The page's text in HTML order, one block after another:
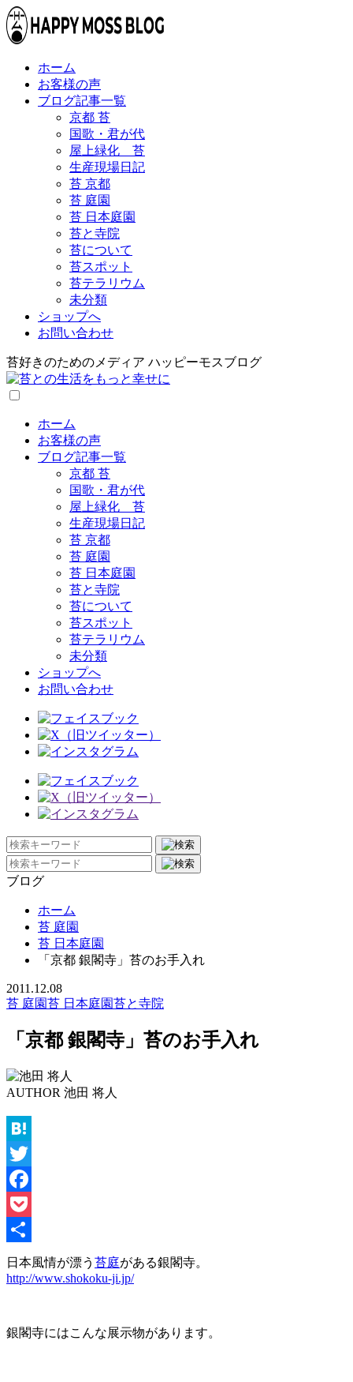
ホーム
お客様の声
ブログ記事一覧
京都 苔
国歌・君が代
屋上緑化 苔
生産現場日記
苔 京都
苔 庭園
苔 日本庭園
苔と寺院
苔について
苔スポット
苔テラリウム
未分類
ショップへ
お問い合わせ
苔好きのためのメディア ハッピーモスブログ
ホーム
お客様の声
ブログ記事一覧
京都 苔
国歌・君が代
屋上緑化 苔
生産現場日記
苔 京都
苔 庭園
苔 日本庭園
苔と寺院
苔について
苔スポット
苔テラリウム
未分類
ショップへ
お問い合わせ
ブログ
ホーム
苔 庭園
苔 日本庭園
「京都 銀閣寺」苔のお手入れ
2011.12.08
苔 庭園苔 日本庭園苔と寺院
「京都 銀閣寺」苔のお手入れ
AUTHOR 池田 将人
Hatena
Twitter
Facebook
Pocket
共
有
日本風情が漂う 苔庭がある銀閣寺。
http://www.shokoku-ji.jp/
銀閣寺にはこんな展示物があります。